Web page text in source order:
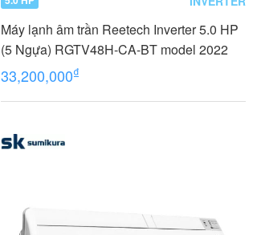
Máy lạnh âm trần Reetech Inverter 5.0 HP
(5 Ngựa) RGTV48H-CA-BT model 2022
33,200,000₫